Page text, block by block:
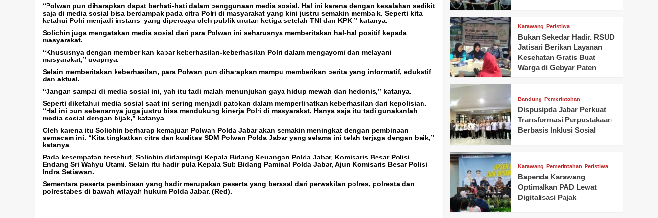
“Polwan pun diharapkan dapat berhati-hati dalam penggunaan media sosial. Hal ini karena dengan kesalahan sedikit
saja di media sosial bisa berdampak pada citra Polri di masyarakat yang kini justru semakin membaik. Seperti kita
ketahui Polri menjadi instansi yang dipercaya oleh publik urutan ketiga setelah TNI dan KPK,” katanya.
Solichin juga mengatakan media sosial dari para Polwan ini seharusnya memberitakan hal-hal positif kepada
masyarakat.
“Khususnya dengan memberikan kabar keberhasilan-keberhasilan Polri dalam mengayomi dan melayani
masyarakat,” ucapnya.
Selain memberitakan keberhasilan, para Polwan pun diharapkan mampu memberikan berita yang informatif, edukatif
dan aktual.
“Jangan sampai di media sosial ini, yah itu tadi malah menunjukan gaya hidup mewah dan hedonis,” katanya.
Seperti diketahui media sosial saat ini sering menjadi patokan dalam memperlihatkan keberhasilan dari kepolisian.
“Hal ini pun sebenarnya juga justru bisa mendukung kinerja Polri di masyarakat. Hanya saja itu tadi gunakanlah
media sosial dengan bijak,” katanya.
Oleh karena itu Solichin berharap kemajuan Polwan Polda Jabar akan semakin meningkat dengan pembinaan
semacam ini.‎ “Kita tingkatkan citra dan kualitas SDM Polwan Polda Jabar yang selama ini telah terjaga dengan baik,”
katanya.
Pada kesempatan tersebut, Solichin didampingi Kepala Bidang Keuangan Polda Jabar, Komisaris Besar Polisi
Endang Sri Wahyu Utami. Selain itu hadir pula Kepala Sub Bidang Paminal Polda Jabar, Ajun Komisaris Besar Polisi
Indra Setiawan.
Sementara peserta pembinaan yang hadir merupakan peserta yang berasal dari perwakilan polres, polresta dan
polrestabes di bawah wilayah hukum Polda Jabar. (Red).
Karawang Peristiwa
Bukan Sekedar Hadir, RSUD
Jatisari Berikan Layanan
Kesehatan Gratis Buat
Warga di Gebyar Paten
Bandung Pemerintahan
Dispusipda Jabar Perkuat
Transformasi Perpustakaan
Berbasis Inklusi Sosial
Karawang Pemerintahan Peristiwa
Bapenda Karawang
Optimalkan PAD Lewat
Digitalisasi Pajak